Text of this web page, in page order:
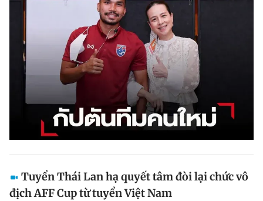
Tuyển Thái Lan hạ quyết tâm đòi lại chức vô
địch AFF Cup từ tuyển Việt Nam